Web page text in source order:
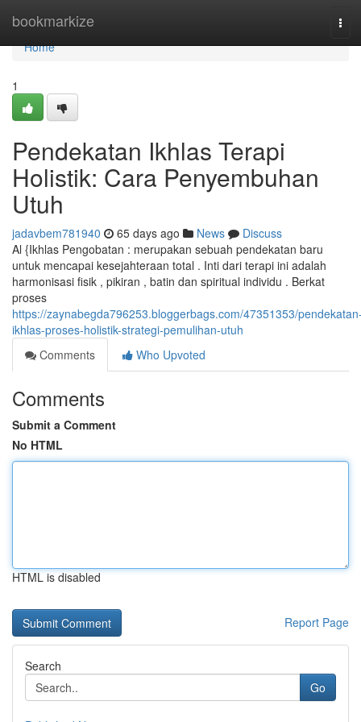
bookmarkize
Home
Home
1
Pendekatan Ikhlas Terapi
Holistik: Cara Penyembuhan
Utuh
jadavbem781940 65 days ago News
Discuss
Al {Ikhlas Pengobatan : merupakan sebuah pendekatan baru
untuk mencapai kesejahteraan total . Inti dari terapi ini adalah
harmonisasi fisik , pikiran , batin dan spiritual individu . Berkat
proses
https://zaynabegda796253.bloggerbags.com/47351353/
ikhlas-proses-holistik-strategi-pemulihan-utuh
Comments
Who Upvoted
Comments
Submit a Comment
No HTML
HTML is disabled
Report Page
Search
Go